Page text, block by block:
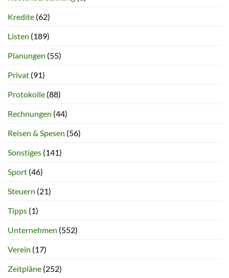
Kredite (62)
Listen (189)
Planungen (55)
Privat (91)
Protokolle (88)
Rechnungen (44)
Reisen & Spesen (56)
Sonstiges (141)
Sport (46)
Steuern (21)
Tipps (1)
Unternehmen (552)
Verein (17)
Zeitpläne (252)